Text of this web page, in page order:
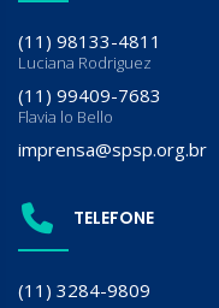
(11) 98133-4811
Luciana Rodriguez
(11) 99409-7683
Flavia lo Bello
imprensa@spsp.org.br
TELEFONE
(11) 3284-9809